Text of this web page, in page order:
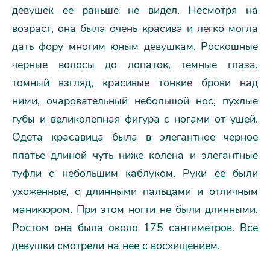
девушек ее раньше не видел. Несмотря на
возраст, она была очень красива и легко могла
дать фору многим юным девушкам. Роскошные
черные волосы до лопаток, темные глаза,
томный взгляд, красивые тонкие брови над
ними, очаровательный небольшой нос, пухлые
губы и великолепная фигура с ногами от ушей.
Одета красавица была в элегантное черное
платье длиной чуть ниже колена и элегантные
туфли с небольшим каблуком. Руки ее были
ухоженные, с длинными пальцами и отличным
маникюром. При этом ногти не были длинными.
Ростом она была около 175 сантиметров. Все
девушки смотрели на нее с восхищением.